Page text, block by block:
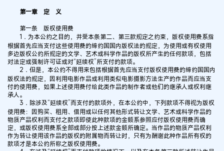
第一章 定 义
第一条 版权使用费
1．为本公约之目的，并受本条第二、第三款规定之约束，版权使用费系指
根据首先应当支付这些使用费的缔约国国内版权法的规定，为使用或有权使用
多边版权公约所规定的文学、艺术或科学作品的版权所产生的任何款项，包括
对法定或强制许可证或对“延续权”所支付的款项。
2．但是，本公约不得用来包括根据首先应当支付版权使用费的缔约国国内
版权法的规定，因利用电影作品或利用类似电影摄影方法生产的作品而应当支
付的使用费，如果上述使用费付给此类作品的制作者或他们的继承人或权利继
承人。
3．除涉及“延续权”而支付的款项外，在本公约中，下列款项不得视为版权
使用费：因购买、租用、借用或以任何其他形式转让文学、艺术或科学作品的
物质产品权利而支付之款项即使此种款项的金额系参照应付版权使用费而确
定，或版权使用费系全部或部分按上述款金额所确定。当作品的物质产品权利
作为转让使用该作品的版权的附属物而转让时，只有为酬谢此种作品所有权的
款项才是本公约所称之版权使用费。